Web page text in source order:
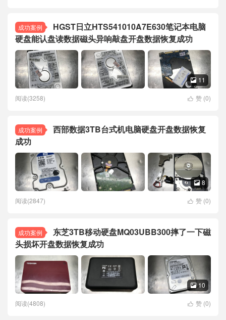
成功案例
HGST日立HTS541010A7E630笔记本电脑
硬盘能认盘读数据磁头异响敲盘开盘数据恢复成功
 11
 赞 (0)
阅读(3258)
成功案例
西部数据3TB台式机电脑硬盘开盘数据恢复
成功
 8
 赞 (0)
阅读(2847)
成功案例
东芝3TB移动硬盘MQ03UBB300摔了一下磁
头损坏开盘数据恢复成功
 10
 赞 (0)
阅读(4808)